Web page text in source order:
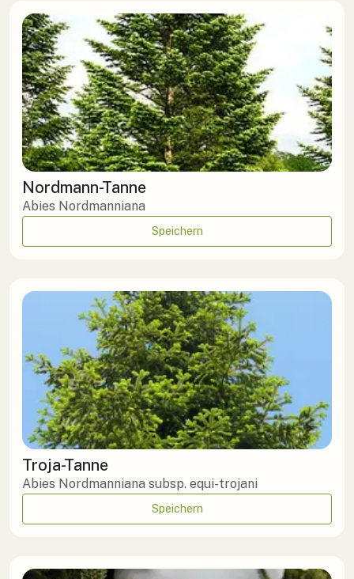
Nordmann-Tanne
Abies Nordmanniana
Speichern
Troja-Tanne
Abies Nordmanniana subsp. equi-trojani
Speichern